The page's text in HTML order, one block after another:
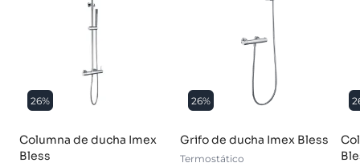
26%
Columna de ducha Imex
Bless
26%
Grifo de ducha Imex Bless
Termostático